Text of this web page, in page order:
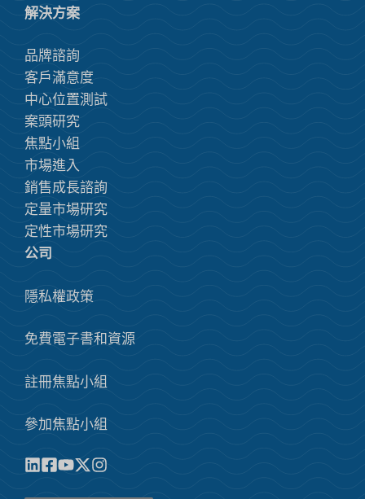
解決方案
品牌諮詢
客戶滿意度
中心位置測試
案頭研究
焦點小組
市場進入
銷售成長諮詢
定量市場研究
定性市場研究
公司
隱私權政策
免費電子書和資源
註冊焦點小組
參加焦點小組